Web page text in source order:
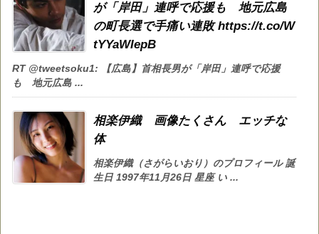
が「岸田」連呼で応援も 地元広島
の町長選で手痛い連敗 https://t.co/W
tYYaWIepB
RT @tweetsoku1: 【広島】首相長男が「岸田」連呼で応援
も 地元広島 ...
相楽伊織 画像たくさん エッチな
体
相楽伊織（さがらいおり）のプロフィール 誕
生日 1997年11月26日 星座 い ...